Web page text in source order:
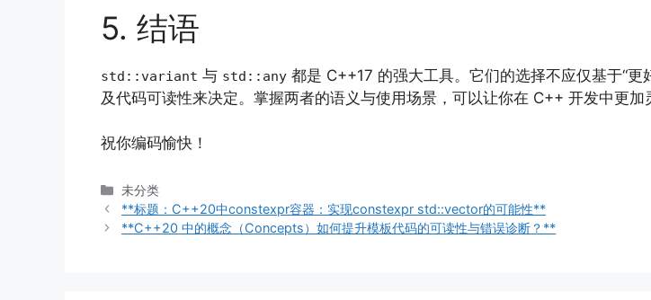
5. 结语
std::variant 与 std::any 都是 C++17 的强大工具。它们的选择不应仅基于“更
及代码可读性来决定。掌握两者的语义与使用场景，可以让你在 C++ 开发中更加
祝你编码愉快！
分
类
未分类
**标题：C++20中constexpr容器：实现constexpr std::vector的可能性**
**C++20 中的概念（Concepts）如何提升模板代码的可读性与错误诊断？**